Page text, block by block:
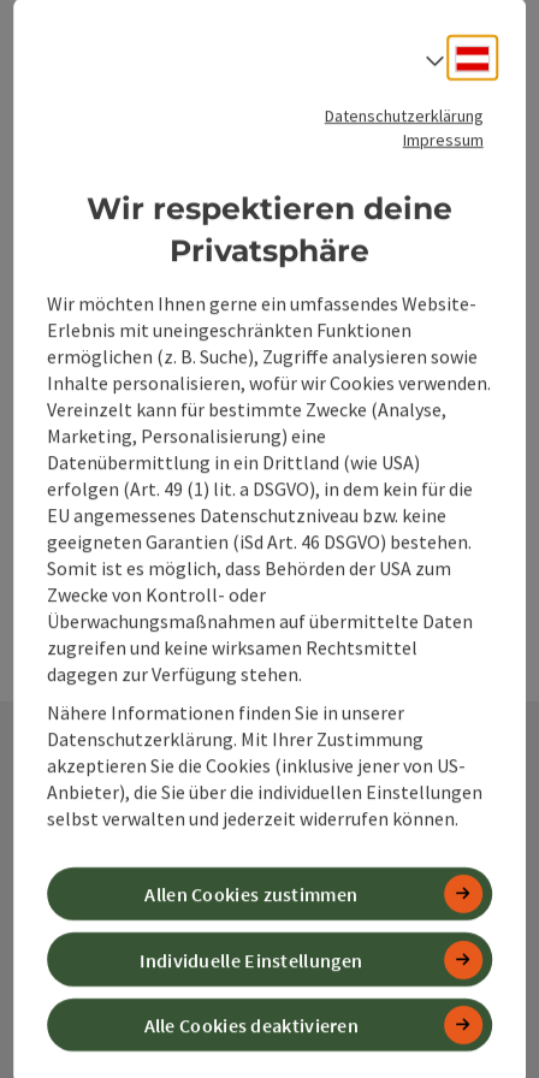
Beitrag merken
zum Merkzettel
PDF erstellen
Beitrag drucken
In der Nähe
powered byTOURDATA Änderung vorschlagen
Kontakt
Alpenland Tourismus GmbH
Bahnhofstraße 2
4580 Windischgarsten
+43 50 360 360 360
Datenschutzerklärung
Impressum
Wir respektieren deine
Privatsphäre
Wir möchten Ihnen gerne ein umfassendes Website-
Erlebnis mit uneingeschränkten Funktionen
ermöglichen (z. B. Suche), Zugriffe analysieren sowie
Inhalte personalisieren, wofür wir Cookies verwenden.
Vereinzelt kann für bestimmte Zwecke (Analyse,
Marketing, Personalisierung) eine
Datenübermittlung in ein Drittland (wie USA)
erfolgen (Art. 49 (1) lit. a DSGVO), in dem kein für die
EU angemessenes Datenschutzniveau bzw. keine
geeigneten Garantien (iSd Art. 46 DSGVO) bestehen.
Somit ist es möglich, dass Behörden der USA zum
Zwecke von Kontroll- oder
Überwachungsmaßnahmen auf übermittelte Daten
zugreifen und keine wirksamen Rechtsmittel
dagegen zur Verfügung stehen.
Nähere Informationen finden Sie in unserer
Datenschutzerklärung. Mit Ihrer Zustimmung
akzeptieren Sie die Cookies (inklusive jener von US-
Anbieter), die Sie über die individuellen Einstellungen
selbst verwalten und jederzeit widerrufen können.
Alle Cookies deaktivieren
Individuelle Einstellungen
Allen Cookies zustimmen